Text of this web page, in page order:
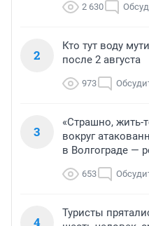
2 630
2
Кто тут воду
после 2 августа
973
3
«Страшно, жить-
вокруг
в Волгограде —
653
4
Туристы